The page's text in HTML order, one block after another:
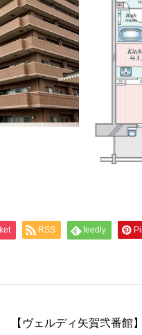
RSS feedly
【ヴェルディ矢賀弐番館